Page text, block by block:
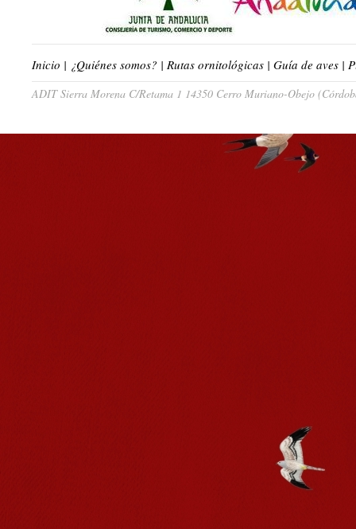
Inicio | ¿Quiénes somos? | Rutas ornitológicas | Guía de aves |
ADIT Sierra Morena C/Retama 1 14350 Cerro Muriano-Obejo